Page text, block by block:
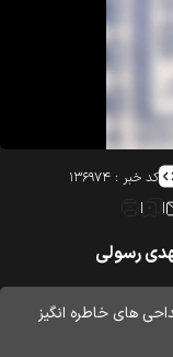
کد خبر : ۱۳۶۹۷۴
رسولی
های خاطره انگیز